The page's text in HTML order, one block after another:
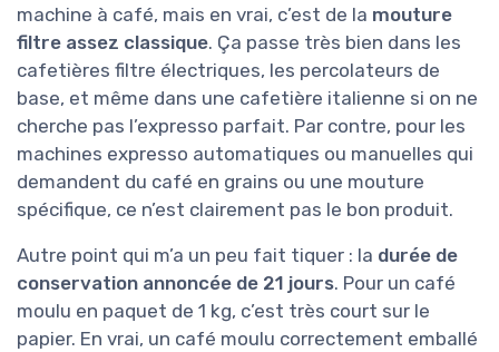
machine à café, mais en vrai, c’est de la mouture
filtre assez classique. Ça passe très bien dans les
cafetières filtre électriques, les percolateurs de
base, et même dans une cafetière italienne si on ne
cherche pas l’expresso parfait. Par contre, pour les
machines expresso automatiques ou manuelles qui
demandent du café en grains ou une mouture
spécifique, ce n’est clairement pas le bon produit.
Autre point qui m’a un peu fait tiquer : la durée de
conservation annoncée de 21 jours. Pour un café
moulu en paquet de 1 kg, c’est très court sur le
papier. En vrai, un café moulu correctement emballé